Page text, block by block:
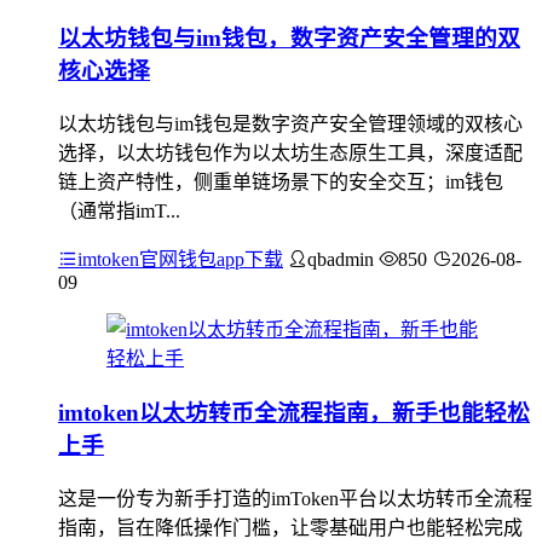
以太坊钱包与im钱包，数字资产安全管理的双
核心选择
以太坊钱包与im钱包是数字资产安全管理领域的双核心
选择，以太坊钱包作为以太坊生态原生工具，深度适配
链上资产特性，侧重单链场景下的安全交互；im钱包
（通常指imT...
imtoken官网钱包app下载 qbadmin 850
2026-08-
09
imtoken以太坊转币全流程指南，新手也能轻松
上手
这是一份专为新手打造的imToken平台以太坊转币全流程
指南，旨在降低操作门槛，让零基础用户也能轻松完成